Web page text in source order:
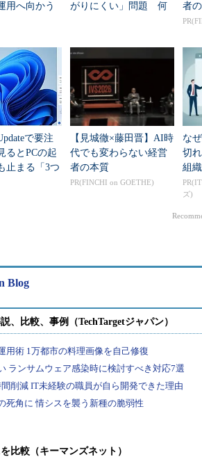
へ向かう
がりにくい」問題 何
者
で要注
とPCの起
止まる「3つ
【見城徹×藤田晋】AI時
代でも変わらない経営
者の本質
PR(FINCHI on GOETHE)
な
切
組
ズ)
Blog
比較（キーマンズネット）